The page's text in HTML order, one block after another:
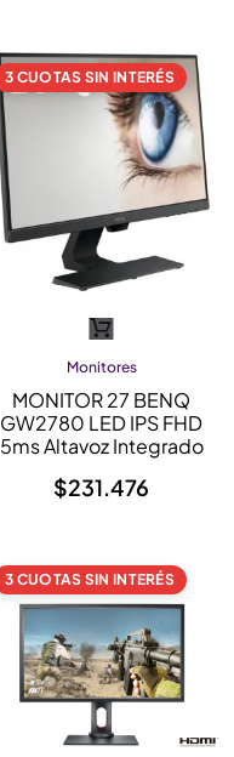
3 CUOTAS SIN INTERÉS
Monitores
MONITOR 27 BENQ
GW2780 LED IPS FHD
5ms Altavoz Integrado
$231.476
3 CUOTAS SIN INTERÉS